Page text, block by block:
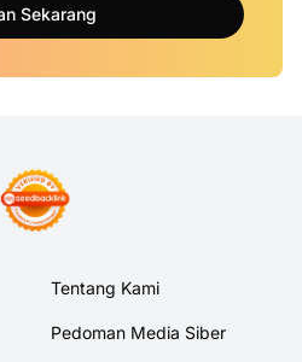
Sekarang
Tentang Kami
Pedoman Media Siber